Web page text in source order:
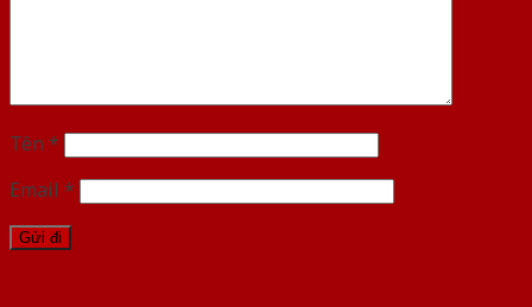
Tên *
Email *